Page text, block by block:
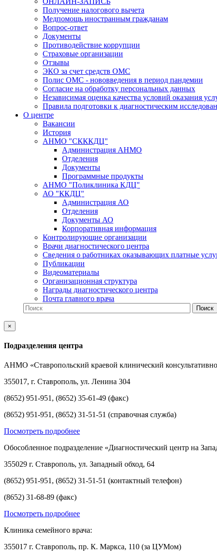
Получение налогового вычета
Медпомощь иностранным гражданам
Вопрос-ответ
Документы
Противодействие коррупции
Страховые организации
Отзывы
ЭКО за счет средств ОМС
Полис ОМС - нововведения в период пандемии
Согласие на обработку персональных данных
Независимая оценка качества условий оказания
Правила подготовки к диагностическим
О центре
Вакансии
История
АНМО "СКККДЦ"
Администрация АНМО
Отделения
Документы
Программные продукты
АНМО "Поликлиника КДЦ"
АО "ККДЦ"
Администрация АО
Отделения
Документы АО
Корпоративная информация
Контролирующие организации
Врачи диагностического центра
Сведения о работниках оказывающих платные
Публикации
Видеоматериалы
Организационная структура
Награды диагностического центра
Почта главного врача
×
Подразделения центра
АНМО «Ставропольский краевой клинический
355017, г. Ставрополь, ул. Ленина 304
(8652) 951-951, (8652) 35-61-49 (факс)
(8652) 951-951, (8652) 31-51-51 (справочная служба)
Посмотреть подробнее
Обособленное подразделение «Диагностический центр на
355029 г. Ставрополь, ул. Западный обход, 64
(8652) 951-951, (8652) 31-51-51 (контактный телефон)
(8652) 31-68-89 (факс)
Посмотреть подробнее
Клиника семейного врача:
355017 г. Ставрополь, пр. К. Маркса, 110 (за ЦУМом)